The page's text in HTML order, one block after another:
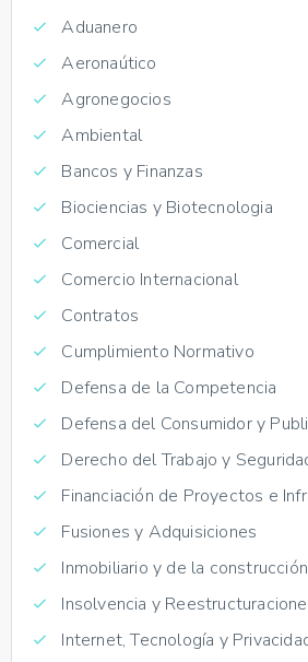
Aduanero
Aeronaútico
Agronegocios
Ambiental
Bancos y Finanzas
Biociencias y Biotecnologia
Comercial
Comercio Internacional
Contratos
Cumplimiento Normativo
Defensa de la Competencia
Defensa del Consumidor y
Derecho del Trabajo y
Financiación de Proyectos e
Fusiones y Adquisiciones
Inmobiliario y de la construcción
Insolvencia y
Internet, Tecnología y